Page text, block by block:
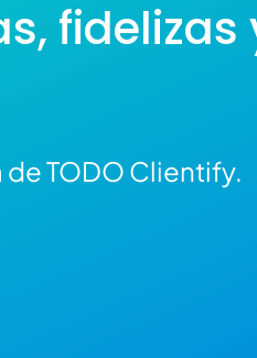
de TODO Clientify.